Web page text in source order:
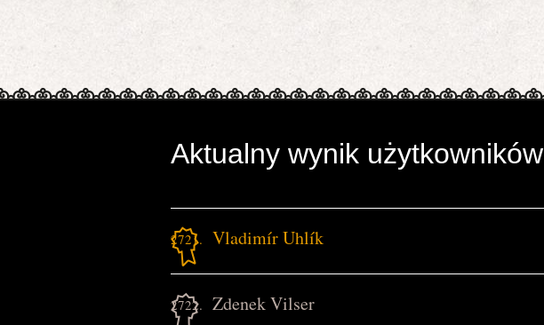
Aktualny wynik użytkowników
2721. Vladimír Uhlík
2722. Zdenek Vilser